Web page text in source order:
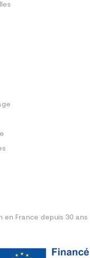
en France depuis 30 ans